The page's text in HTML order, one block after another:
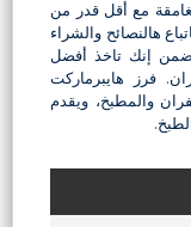
مع أقل قدر من
هالنصائح والشراء
إنك تاخذ أفضل
فرز هايبرماركت
والمطبخ، ويقدم